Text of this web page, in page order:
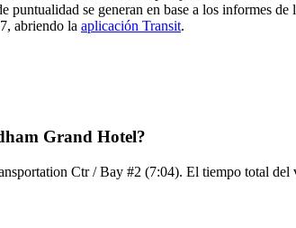
se generan en base a los informes
abriendo la aplicación Transit.
Grand Hotel?
Ctr / Bay #2 (7:04). El tiempo total del